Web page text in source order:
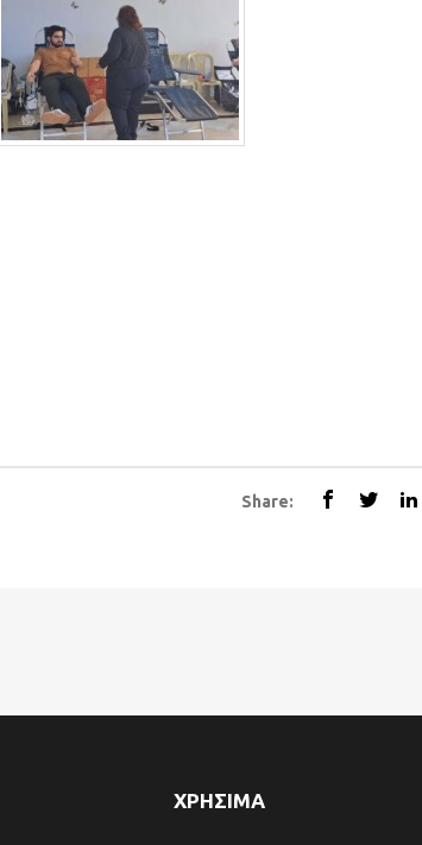
Share:
ΧΡΗΣΙΜΑ